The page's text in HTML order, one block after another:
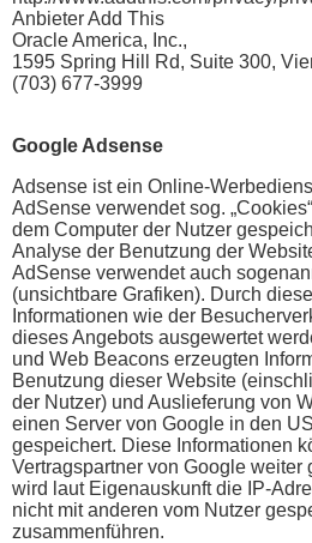
Anbieter Add This
Oracle America, Inc.,
1595 Spring Hill Rd, Suite 300,
(703) 677-3999
Google Adsense
Adsense ist ein Online-
AdSense verwendet sog.
dem Computer der Nutzer
Analyse der Benutzung der
AdSense verwendet auch
(unsichtbare Grafiken). Durch
Informationen wie der
dieses Angebots ausgewertet
und Web Beacons erzeugten
Benutzung dieser Website
der Nutzer) und Auslieferung von
einen Server von Google in den
gespeichert. Diese Informationen
Vertragspartner von Google
wird laut Eigenauskunft die IP-
nicht mit anderen vom Nutzer
zusammenführen.